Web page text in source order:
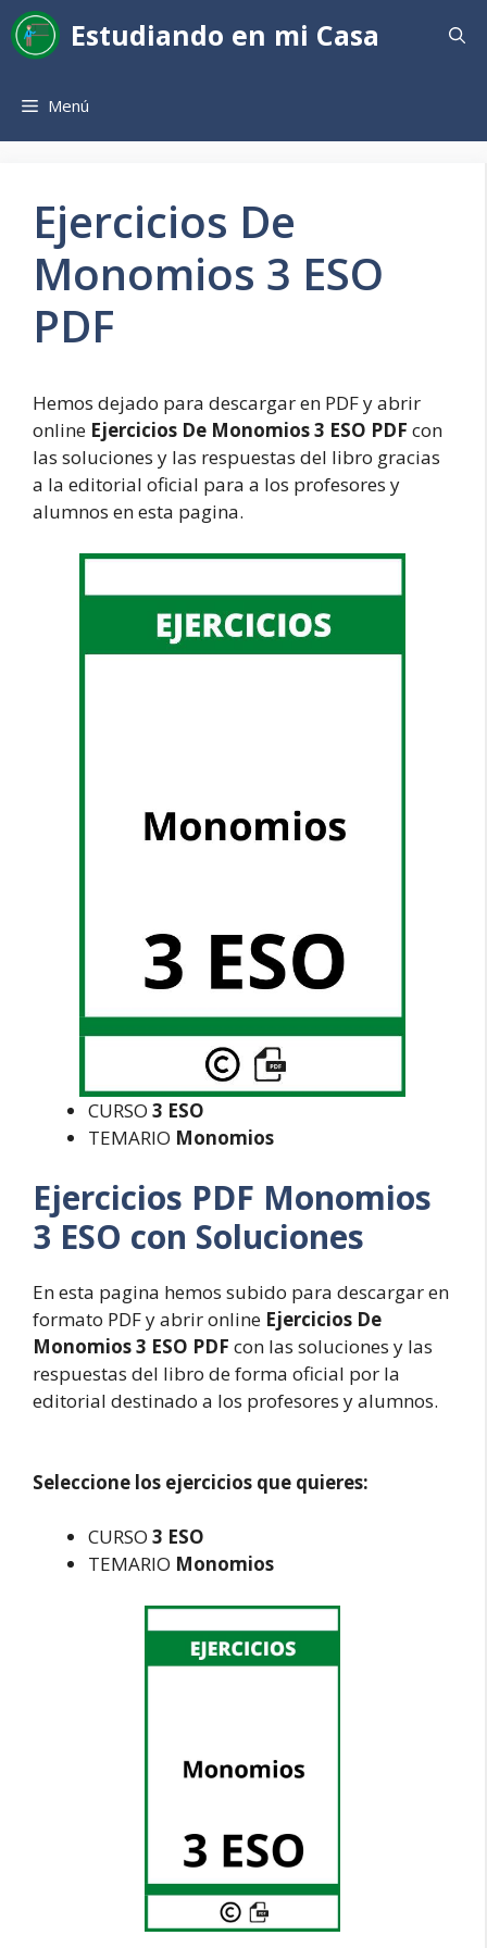
Saltar
al
contenido
Estudiando en mi Casa
Menú
Ejercicios De
Monomios 3 ESO
PDF
Hemos dejado para descargar en PDF y abrir
online Ejercicios De Monomios 3 ESO PDF con
las soluciones y las respuestas del libro gracias
a la editorial oficial para a los profesores y
alumnos en esta pagina.
CURSO 3 ESO
TEMARIO Monomios
Ejercicios PDF Monomios
3 ESO con Soluciones
En esta pagina hemos subido para descargar en
formato PDF y abrir online Ejercicios De
Monomios 3 ESO PDF con las soluciones y las
respuestas del libro de forma oficial por la
editorial destinado a los profesores y alumnos.
Seleccione los ejercicios que quieres:
CURSO 3 ESO
TEMARIO Monomios